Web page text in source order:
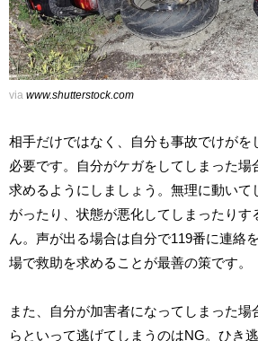
via www.shutterstock.com
相手だけではなく、自分も事故でけがを
必要です。自分がケガをしてしまった場
求めるようにしましょう。無理に動いて
がったり、状態が悪化してしまったりす
ん。声が出る場合は自分で119番に連絡
場で救助を求めることが最善の策です。
また、自分が加害者になってしまった
らといって逃げてしまうのはNG。ひき